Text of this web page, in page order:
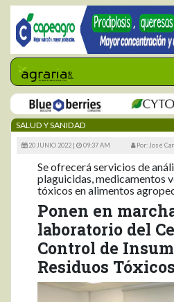
SALUD Y SANIDAD
20 JUNIO 2022 | 09:37 AM Por: José
Se ofrecerá servicios de
plaguicidas, medicamentos
tóxicos en alimentos
Ponen en
laboratorio del
Control de
Residuos